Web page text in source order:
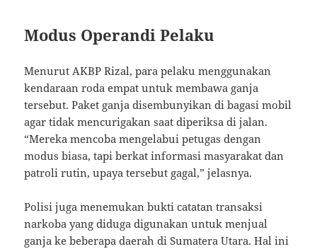
Modus Operandi Pelaku
Menurut AKBP Rizal, para pelaku menggunakan
kendaraan roda empat untuk membawa ganja
tersebut. Paket ganja disembunyikan di bagasi mobil
agar tidak mencurigakan saat diperiksa di jalan.
“Mereka mencoba mengelabui petugas dengan
modus biasa, tapi berkat informasi masyarakat dan
patroli rutin, upaya tersebut gagal,” jelasnya.
Polisi juga menemukan bukti catatan transaksi
narkoba yang diduga digunakan untuk menjual
ganja ke beberapa daerah di Sumatera Utara. Hal ini